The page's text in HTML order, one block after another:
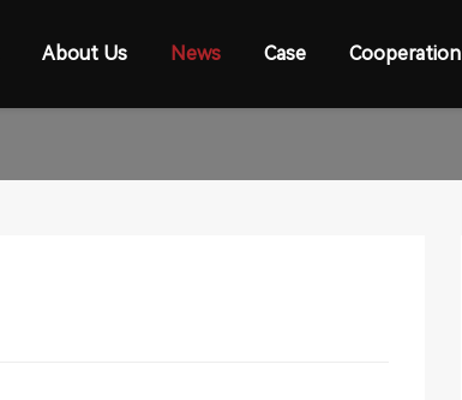
About Us News Case Cooperation